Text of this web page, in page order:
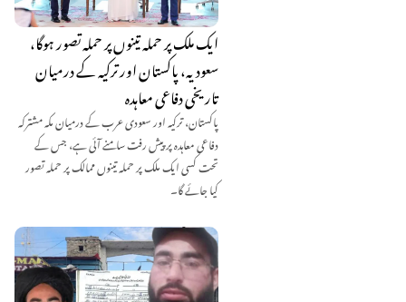
ایک ملک پر حملہ تینوں پر حملہ تصور ہوگا،
سعودیہ، پاکستان اور ترکیہ کے درمیان
تاریخی دفاعی معاہدہ
پاکستان، ترکیہ اور سعودی عرب کے درمیان مکہ مشترکہ
دفاعی معاہدہ پر پیش رفت سامنے آئی ہے، جس کے
تحت کسی ایک ملک پر حملہ تینوں ممالک پر حملہ تصور
کیا جائے گا۔